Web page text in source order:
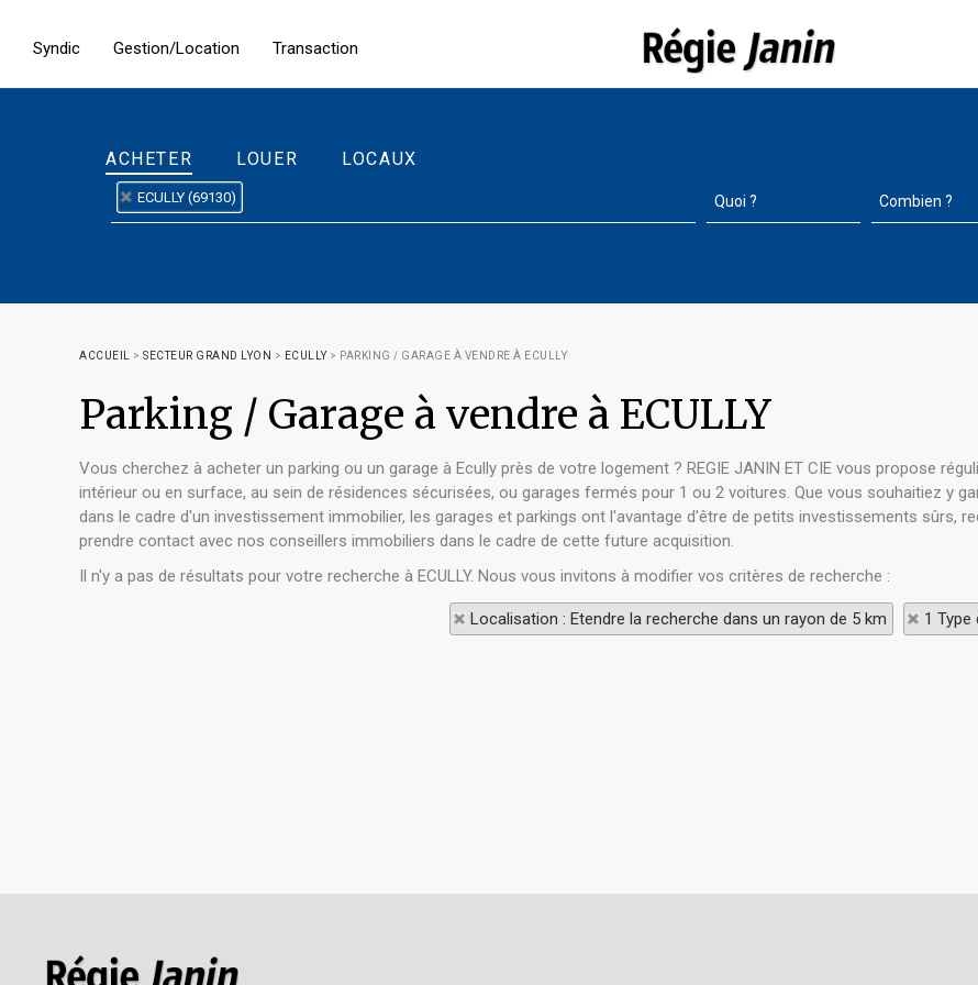
Syndic Gestion/Location Transaction
ACHETER LOUER LOCAUX
ECULLY (69130)
ACCUEIL > SECTEUR GRAND LYON > ECULLY> PARKING / GARAGE À VENDRE À ECULLY
Parking / Garage à vendre à ECULLY
Vous cherchez à acheter un parking ou un garage à Ecully près de votre logement ? REGIE JANIN ET CIE vous propose
intérieur ou en surface, au sein de résidences sécurisées, ou garages fermés pour 1 ou 2 voitures. Que vous souhaitiez y
dans le cadre d'un investissement immobilier, les garages et parkings ont l'avantage d'être de petits investissements sûrs,
prendre contact avec nos conseillers immobiliers dans le cadre de cette future acquisition.
Il n'y a pas de résultats pour votre recherche à ECULLY. Nous vous invitons à modifier vos critères de recherche :
Localisation : Etendre la recherche dans un rayon de 5 km 1 Type